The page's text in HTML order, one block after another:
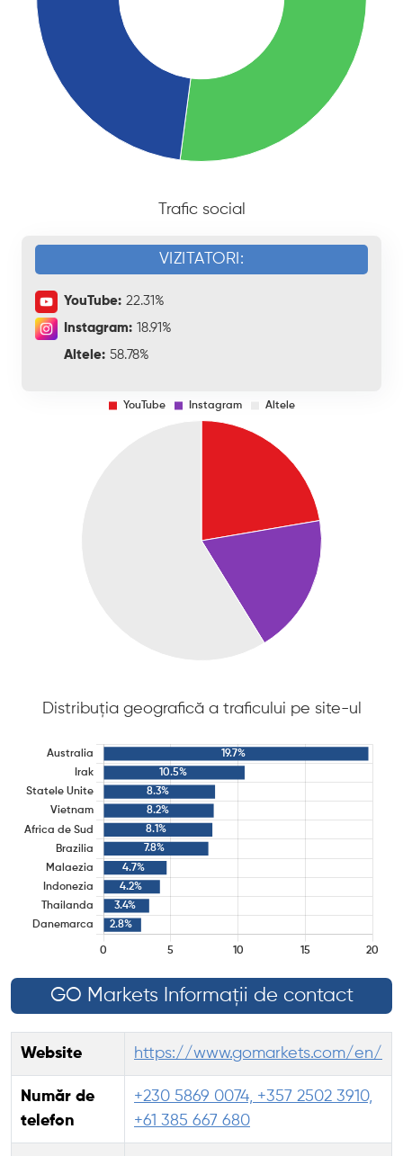
Trafic social
VIZITATORI:
YouTube: 22.31%
Instagram: 18.91%
Altele: 58.78%
Distribuția geografică a traficului pe site-ul
GO Markets Informații de contact
Website https://www.gomarkets.com/en/
Număr de
telefon
+230 5869 0074, +357 2502 3910,
+61 385 667 680